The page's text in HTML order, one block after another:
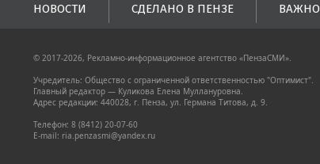
НОВОСТИ СДЕЛАНО В ПЕНЗЕ ВАЖНО
© 2017-2026, Рекламно-информационное агентство «ПензаСМИ».
Учредитель: Общество с ограниченной ответственностью "Оптимист".
Главный редактор — Куликова Елена Муллануровна.
Адрес редакции: 440028, г. Пенза, ул. Германа Титова, д. 9.
Телефон: 8 (8412) 20-07-60
E-mail: ria.penzasmi@yandex.ru